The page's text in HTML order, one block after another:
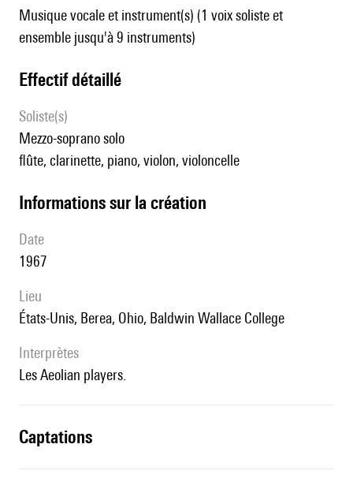
Musique vocale et instrument(s) (1 voix soliste et
ensemble jusqu'à 9 instruments)
effectif détaillé
Soliste(s)
mezzo-soprano solo
flûte, clarinette, piano, violon, violoncelle
informations sur la création
date
1967
lieu
États-Unis, Berea, Ohio, Baldwin Wallace College
interprètes
les Aeolian players.
captations